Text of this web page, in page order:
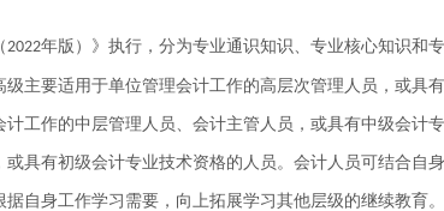
2022年版）》执行，分为专业通识知识、专业核心知识和
主要适用于单位管理会计工作的高层次管理人员，或具
工作的中层管理人员、会计主管人员，或具有中级会计
具有初级会计专业技术资格的人员。会计人员可结合自
据自身工作学习需要，向上拓展学习其他层级的继续教